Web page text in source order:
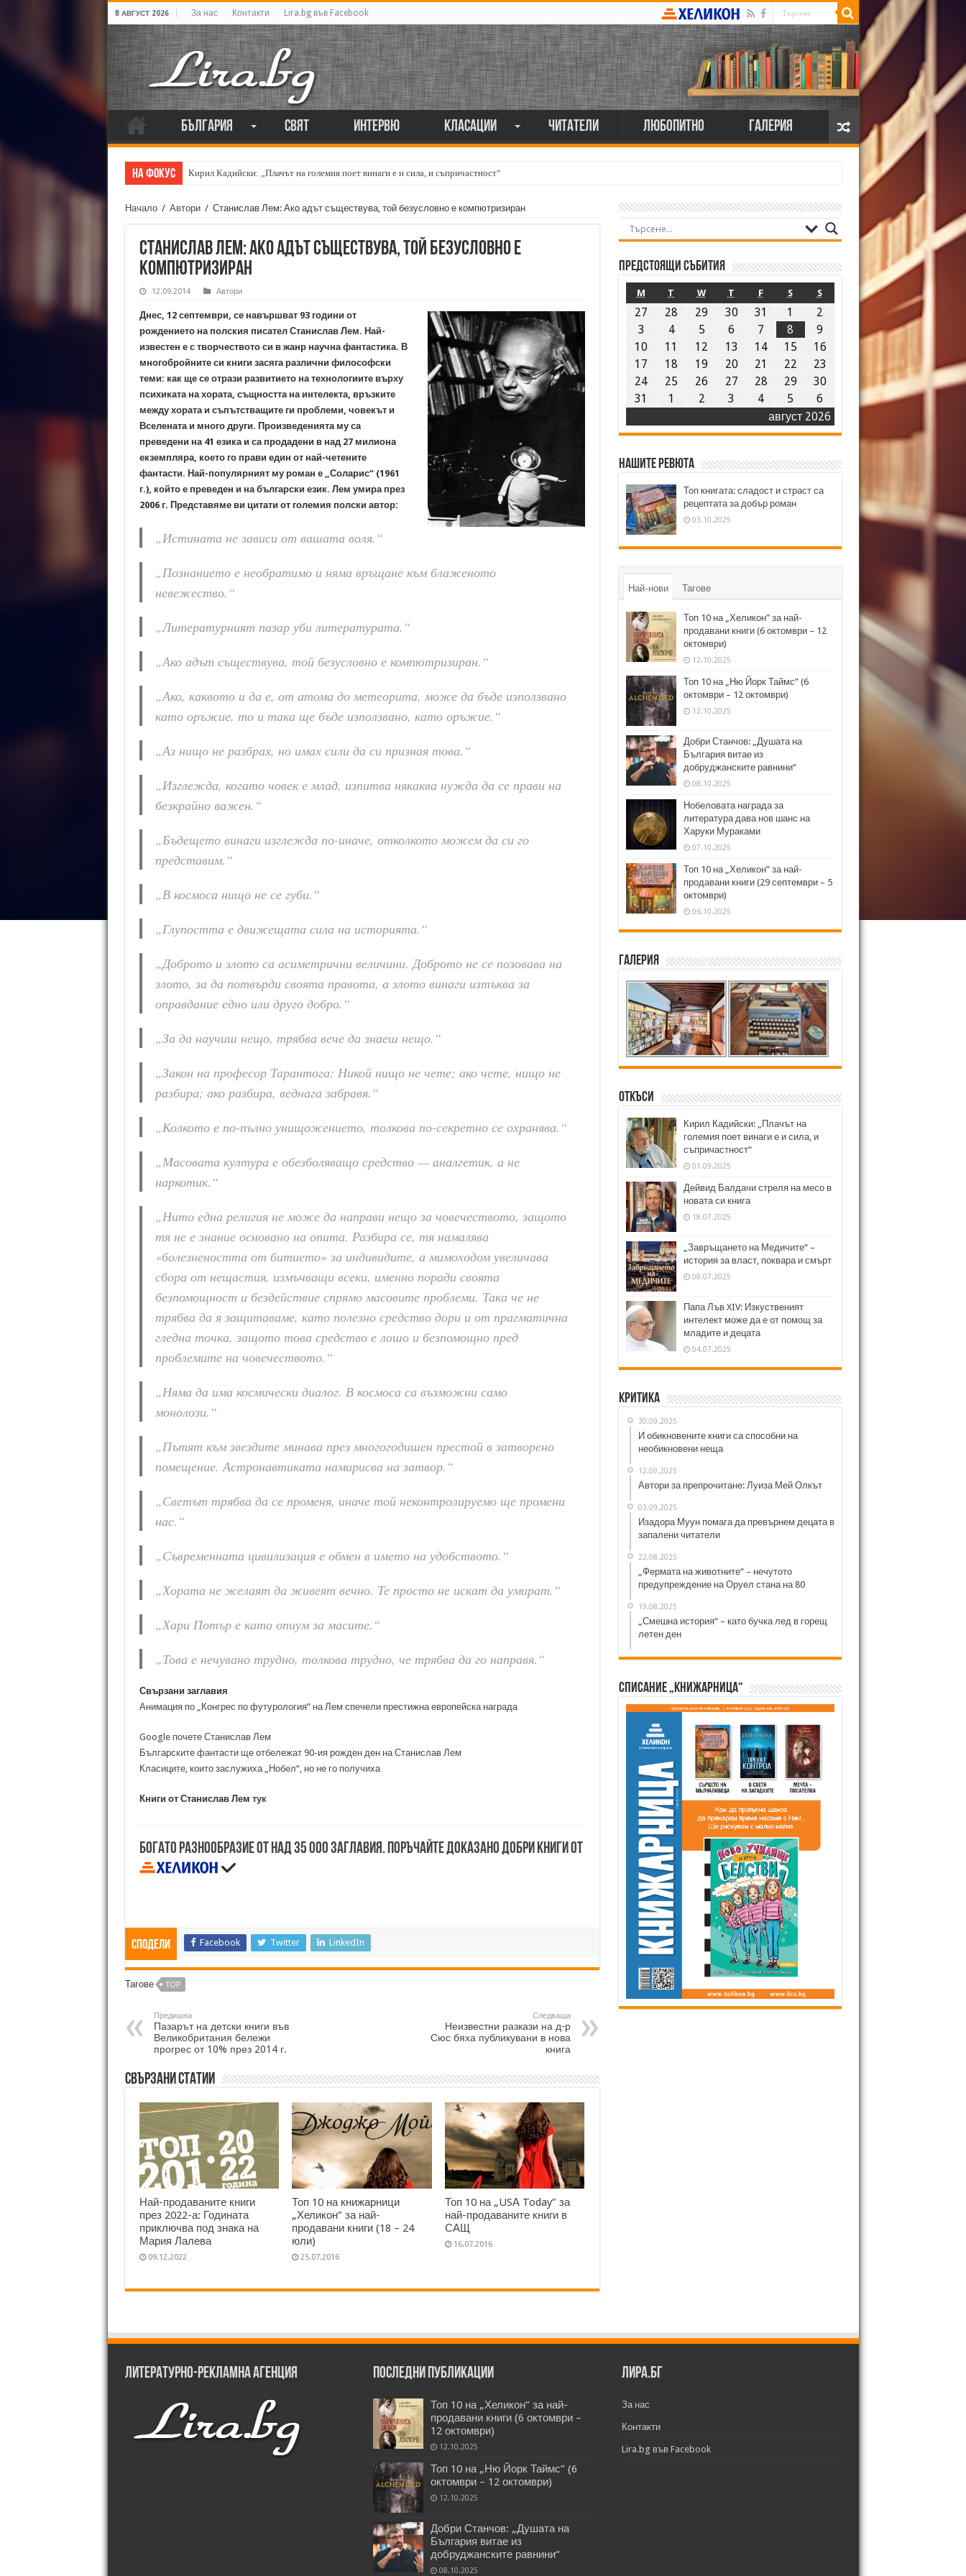
8 АВГУСТ 2026 За нас Контакти Lira.bg във Facebook
България Свят Интервю Класации Читатели Любопитно Галерия
На фокус Кирил Кадийски: „Плачът на големия поет винаги е и сила, и съпричастност“
Весела Люцканова на 90: „Все още има любов“
Начало / Автори / Станислав Лем: Ако адът съществува, той безусловно е компютризиран
Станислав Лем: Ако адът съществува, той безусловно е
компютризиран
12.09.2014 Автори
Днес, 12 септември, се навършват 93 години от
рождението на полския писател Станислав Лем. Най-
известен е с творчеството си в жанр научна фантастика. В
многобройните си книги засяга различни философски
теми: как ще се отрази развитието на технологиите върху
психиката на хората, същността на интелекта, връзките
между хората и съпътстващите ги проблеми, човекът и
Вселената и много други. Произведенията му са
преведени на 41 езика и са продадени в над 27 милиона
екземпляра, което го прави един от най-четените
фантасти. Най-популярният му роман е „Соларис“ (1961
г.), който е преведен и на български език. Лем умира през
2006 г. Представяме ви цитати от големия полски автор:
„Истината не зависи от вашата воля.“
„Познанието е необратимо и няма връщане към блаженото
невежество.“
„Литературният пазар уби литературата.“
„Ако адът съществува, той безусловно е компютризиран.“
„Ако, каквото и да е, от атома до метеорита, може да бъде използвано
като оръжие, то и така ще бъде използвано, като оръжие.“
„Аз нищо не разбрах, но имах сили да си призная това.“
„Изглежда, когато човек е млад, изпитва някаква нужда да се прави на
безкрайно важен.“
„Бъдещето винаги изглежда по-иначе, отколкото можем да си го
представим.“
„В космоса нищо не се губи.“
„Глупостта е движещата сила на историята.“
„Доброто и злото са асиметрични величини. Доброто не се позовава на
злото, за да потвърди своята правота, а злото винаги изтъква за
оправдание едно или друго добро.“
„За да научиш нещо, трябва вече да знаеш нещо.“
„Закон на професор Тарантога: Никой нищо не чете; ако чете, нищо не
разбира; ако разбира, веднага забравя.“
„Колкото е по-пълно унищожението, толкова по-секретно се охранява.“
„Масовата култура е обезболяващо средство — аналгетик, а не
наркотик.“
„Нито една религия не може да направи нещо за човечеството, защото
тя не е знание основано на опита. Разбира се, тя намалява
«болезнеността от битието» за индивидите, а мимоходом увеличава
сбора от нещастия, измъчващи всеки, именно поради своята
безпомощност и бездействие спрямо масовите проблеми. Така че не
трябва да я защитаваме, като полезно средство дори и от прагматична
гледна точка, защото това средство е лошо и безпомощно пред
проблемите на човечеството.“
„Няма да има космически диалог. В космоса са възможни само
монолози.“
„Пътят към звездите минава през многогодишен престой в затворено
помещение. Астронавтиката намирисва на затвор.“
„Светът трябва да се променя, иначе той неконтролируемо ще промени
нас.“
„Съвременната цивилизация е обмен в името на удобството.“
„Хората не желаят да живеят вечно. Те просто не искат да умират.“
„Хари Потър е като опиум за масите.“
„Това е нечувано трудно, толкова трудно, че трябва да го направя.“
Свързани заглавия
Анимация по „Конгрес по футурология” на Лем спечели престижна европейска награда
Google почете Станислав Лем
Българските фантасти ще отбележат 90-ия рожден ден на Станислав Лем
Класиците, които заслужиха „Нобел“, но не го получиха
Книги от Станислав Лем тук
Богато разнообразие от над 35 000 заглавия. Поръчайте доказано добри книги от
Сподели Facebook Twitter LinkedIn
Тагове TOP
Предишна
Пазарът на детски книги във
Великобритания бележи
прогрес от 10% през 2014 г.
Следваща
Неизвестни разкази на д-р
Сюс бяха публикувани в нова
книга
Свързани статии
Най-продаваните книги
през 2022-а: Годината
приключва под знака на
Мария Лалева
09.12.2022
Топ 10 на книжарници
„Хеликон” за най-
продавани книги (18 – 24
юли)
25.07.2016
Топ 10 на „USА Today” за
най-продаваните книги в
САЩ
16.07.2016
Предстоящи събития
август 2026
M T W T F S S
27 28 29 30 31 1
2
3
4 5 6 7 8
9
10
11 12 13 14 15
16
17
18 19 20 21 22
23
24
25 26 27 28 29
30
31
1 2 3 4 5 6
Нашите ревюта
Топ книгата: сладост и страст са
рецептата за добър роман
03.10.2025
Най-нови Тагове
Топ 10 на „Хеликон” за най-
продавани книги (6 октомври – 12
октомври)
12.10.2025
Топ 10 на „Ню Йорк Таймс” (6
октомври – 12 октомври)
12.10.2025
Добри Станчов: „Душата на
България витае из
добруджанските равнини“
08.10.2025
Нобеловата награда за
литература дава нов шанс на
Харуки Мураками
07.10.2025
Топ 10 на „Хеликон” за най-
продавани книги (29 септември – 5
октомври)
06.10.2025
Галерия
Откъси
Кирил Кадийски: „Плачът на
големия поет винаги е и сила, и
съпричастност“
01.09.2025
Дейвид Балдачи стреля на месо в
новата си книга
18.07.2025
„Завръщането на Медичите“ –
история за власт, поквара и смърт
08.07.2025
Папа Лъв XIV: Изкуственият
интелект може да е от помощ за
младите и децата
04.07.2025
Критика
30.09.2025
И обикновените книги са способни на
необикновени неща
12.09.2025
Автори за препрочитане: Луиза Мей Олкът
03.09.2025
Изадора Муун помага да превърнем децата в
запалени читатели
22.08.2025
„Фермата на животните“ – нечутото
предупреждение на Оруел стана на 80
19.08.2025
„Смешна история“ – като бучка лед в горещ
летен ден
Списание „Книжарница“
Литературно-рекламна агенция Последни публикации
Топ 10 на „Хеликон” за най-
продавани книги (6 октомври –
12 октомври)
12.10.2025
Топ 10 на „Ню Йорк Таймс” (6
октомври – 12 октомври)
12.10.2025
Добри Станчов: „Душата на
България витае из
добруджанските равнини“
08.10.2025
Лира.бг
За нас
Контакти
Lira.bg във Facebook